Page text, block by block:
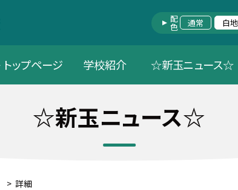
配色 通常 白地
トップページ 学校紹介 ☆新玉ニュース☆
☆新玉ニュース☆
> 詳細